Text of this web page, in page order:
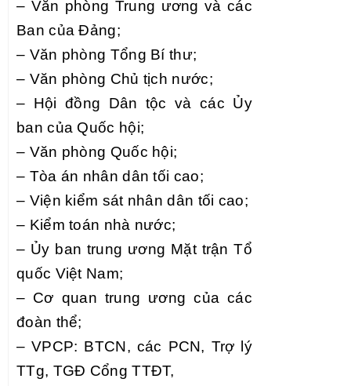
– Văn phòng Trung ương và các
Ban của Đảng;
– Văn phòng Tổng Bí thư;
– Văn phòng Chủ tịch nước;
– Hội đồng Dân tộc và các Ủy
ban của Quốc hội;
– Văn phòng Quốc hội;
– Tòa án nhân dân tối cao;
– Viện kiểm sát nhân dân tối cao;
– Kiểm toán nhà nước;
– Ủy ban trung ương Mặt trận Tổ
quốc Việt Nam;
– Cơ quan trung ương của các
đoàn thể;
– VPCP: BTCN, các PCN, Trợ lý
TTg, TGĐ Cổng TTĐT,